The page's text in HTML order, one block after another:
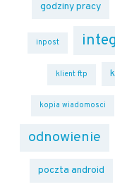
godziny pracy
inpost
klient ftp
kopia wiadomosci
odnowienie
poczta android